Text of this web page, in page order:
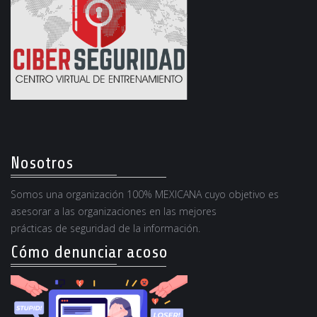
Nosotros
Somos una organización 100% MEXICANA cuyo objetivo es
asesorar a las organizaciones en las mejores
prácticas de seguridad de la información.
Cómo denunciar acoso